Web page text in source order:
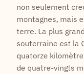
non seulement
montagnes, mais
terre. La plus
souterraine est la
quatorze
de quatre-vingts